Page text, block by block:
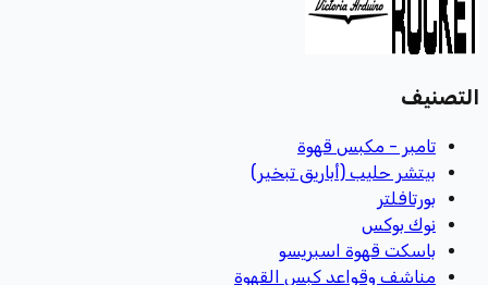
التصنيف
تامبر - مكبس قهوة
بيتشر حليب (أباريق تبخير)
بورتافلتر
نوك بوكس
باسكت قهوة اسبريسو
مناشف وقواعد كبس القهوة